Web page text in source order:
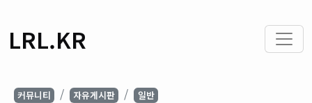
LRL.KR
커뮤니티 자유게시판 일반